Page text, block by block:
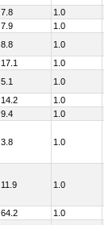
7.8
1.0
7.9 1.0
8.8 1.0
17.1 1.0
5.1 1.0
14.2 1.0
9.4 1.0
3.8 1.0
11.9 1.0
64.2 1.0